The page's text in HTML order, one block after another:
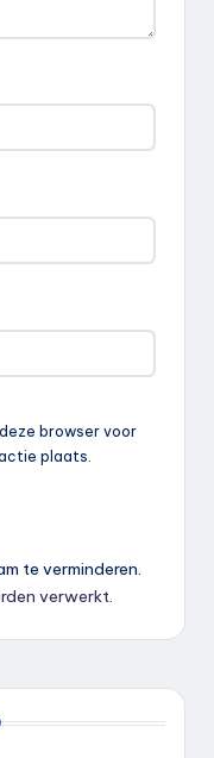
browser voor
plaats.
te verminderen.
verwerkt.